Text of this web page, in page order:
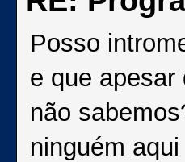
Posso
e que
não
ninguém